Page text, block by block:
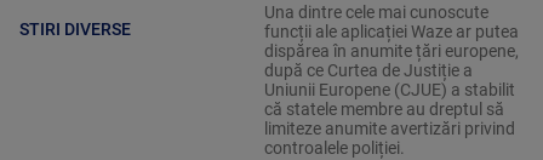
STIRI DIVERSE
Una dintre cele mai cunoscute
funcții ale aplicației Waze ar putea
dispărea în anumite țări europene,
după ce Curtea de Justiție a
Uniunii Europene (CJUE) a stabilit
că statele membre au dreptul să
limiteze anumite avertizări privind
controalele poliției.